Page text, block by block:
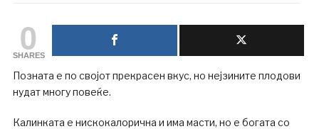
0
SHARES
Позната е по својот прекрасен вкус, но нејзините плодови
нудат многу повеќе.
Калинката е нискокалорична и има масти, но е богата со